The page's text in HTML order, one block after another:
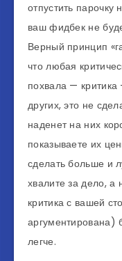
отпустить
ваш фидбек не
Верный принцип
что любая
похвала —
других, это не
наденет на них
показываете их
сделать больше и
хвалите за дело, а
критика с вашей
аргументирована)
легче.